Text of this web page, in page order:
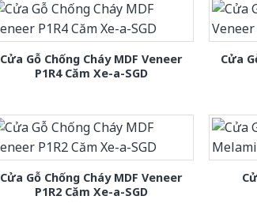
Cửa Gỗ Chống Cháy MDF Veneer
P1R4 Căm Xe-a-SGD
Cửa
Cửa Gỗ Chống Cháy MDF Veneer
P1R2 Căm Xe-a-SGD